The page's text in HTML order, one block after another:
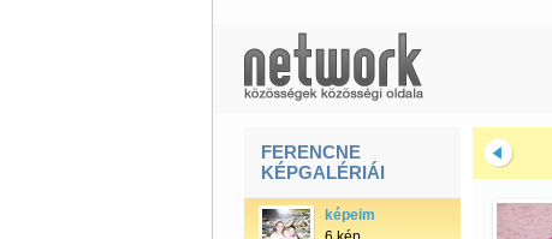
FERENCNE
KÉPGALÉRIÁI
képeim